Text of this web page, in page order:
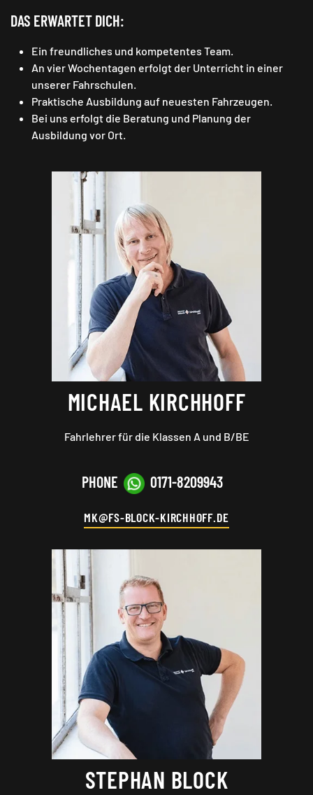
DAS ERWARTET DICH:
Ein freundliches und kompetentes Team.
An vier Wochentagen erfolgt der Unterricht in einer
unserer Fahrschulen.
Praktische Ausbildung auf neuesten Fahrzeugen.
Bei uns erfolgt die Beratung und Planung der
Ausbildung vor Ort.
MICHAEL KIRCHHOFF
Fahrlehrer für die Klassen A und B/BE
PHONE 0171-8209943
MK@FS-BLOCK-KIRCHHOFF.DE
STEPHAN BLOCK